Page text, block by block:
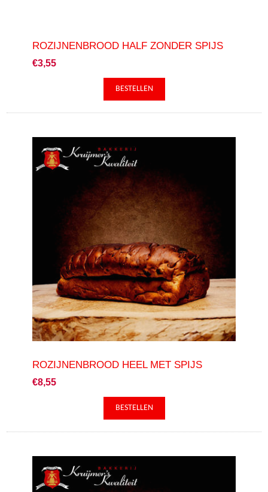
ROZIJNENBROOD HALF ZONDER SPIJS
€3,55
ROZIJNENBROOD HEEL MET SPIJS
€8,55